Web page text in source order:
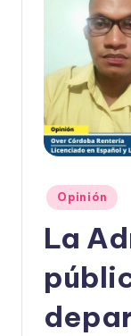
Publicado
en
Opinión
La